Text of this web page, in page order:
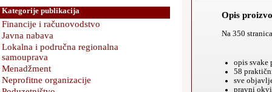
Kategorije publikacija
Financije i računovodstvo
Javna nabava
Lokalna i područna regionalna
samouprava
Menadžment
Neprofitne organizacije
Opis
Na 350
opis svake
58
sve
pravni